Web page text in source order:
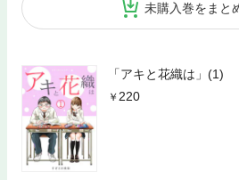
未購入巻をまと
「アキと花織は」(1)
220